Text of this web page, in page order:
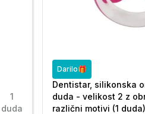
1
duda
Darilo🎁
Dentistar, silikonska
duda - velikost 2 z
različni motivi (1 duda)